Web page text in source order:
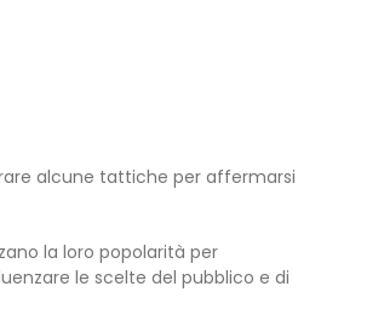
alcune tattiche per affermarsi
la loro popolarità per
le scelte del pubblico e di